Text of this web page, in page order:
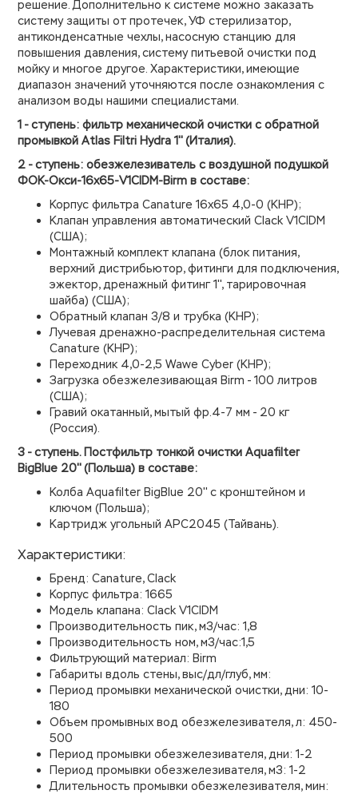
решение. Дополнительно к системе можно заказать
систему защиты от протечек, УФ стерилизатор,
антиконденсатные чехлы, насосную станцию для
повышения давления, систему питьевой очистки под
мойку и многое другое. Характеристики, имеющие
диапазон значений уточняются после ознакомления с
анализом воды нашими специалистами.
1 - ступень: фильтр механической очистки с обратной
промывкой Atlas Filtri Hydra 1'' (Италия).
2 - ступень: обезжелезиватель с воздушной подушкой
ФОК-Окси-16х65-V1CIDM-Birm в составе:
Корпус фильтра Canature 16х65 4,0-0 (КНР);
Клапан управления автоматический Clack V1CIDM
(США);
Монтажный комплект клапана (блок питания,
верхний дистрибьютор, фитинги для подключения,
эжектор, дренажный фитинг 1'', тарировочная
шайба) (США);
Обратный клапан 3/8 и трубка (КНР);
Лучевая дренажно-распределительная система
Canature (КНР);
Переходник 4,0-2,5 Wawe Cyber (КНР);
Загрузка обезжелезивающая Birm - 100 литров
(США);
Гравий окатанный, мытый фр.4-7 мм - 20 кг
(Россия).
3 - ступень. Постфильтр тонкой очистки Aquafilter
BigBlue 20'' (Польша) в составе:
Колба Aquafilter BigBlue 20'' с кронштейном и
ключом (Польша);
Картридж угольный APC2045 (Тайвань).
Характеристики:
Бренд: Canature, Clack
Корпус фильтра: 1665
Модель клапана: Clack V1CIDM
Производительность пик, м3/час: 1,8
Производительность ном, м3/час:1,5
Фильтрующий материал: Birm
Габариты вдоль стены, выс/дл/глуб, мм:
Период промывки механической очистки, дни: 10-
180
Объем промывных вод обезжелезивателя, л: 450-
500
Период промывки обезжелезивателя, дни: 1-2
Период промывки обезжелезивателя, м3: 1-2
Длительность промывки обезжелезивателя, мин: